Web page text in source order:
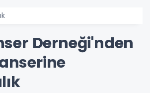
Derneği'nden